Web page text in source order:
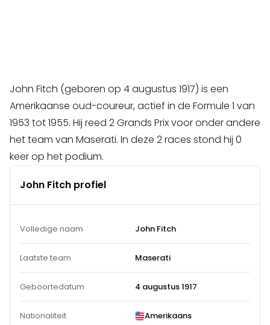
John Fitch (geboren op 4 augustus 1917) is een
Amerikaanse oud-coureur, actief in de Formule 1 van
1953 tot 1955. Hij reed 2 Grands Prix voor onder andere
het team van Maserati. In deze 2 races stond hij 0
keer op het podium.
John Fitch profiel
Volledige naam John Fitch
Laatste team Maserati
Geboortedatum 4 augustus 1917
Nationaliteit Amerikaans